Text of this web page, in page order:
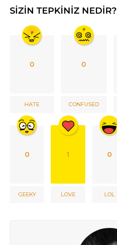
SIZIN TEPKINIZ NEDIR?
0
HATE
0
CONFUSED
0
GEEKY
1
LOVE
0
LOL